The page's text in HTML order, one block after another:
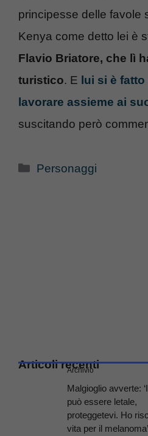
principesse delle favole
Kenya come detto lei è
Flavio Briatore, che lì
turistico. E lui si è
lavorare assieme ai
suscitando però
Categorie
Personaggi
Articoli recenti
Archivio
Malgioglio avverte:
può essere letale,
proteggetevi. Ho
vita per il melanoma’